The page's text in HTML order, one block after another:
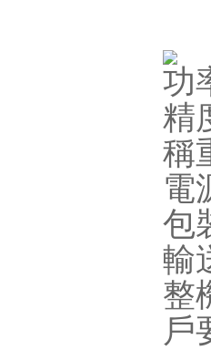
功
精
稱
電
包
輸
整
戶